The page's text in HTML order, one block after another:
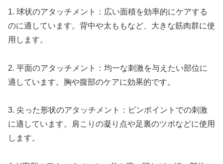
1. 球状のアタッチメント：広い面積を効率的にケアする
のに適しています。背中や太ももなど、大きな筋肉群に使
用します。
2. 平面のアタッチメント：均一な刺激を与えたい部位に
適しています。胸や腹部のケアに効果的です。
3. 尖った形状のアタッチメント：ピンポイントでの刺激
に適しています。肩こりの凝り点や足裏のツボなどに使用
します。